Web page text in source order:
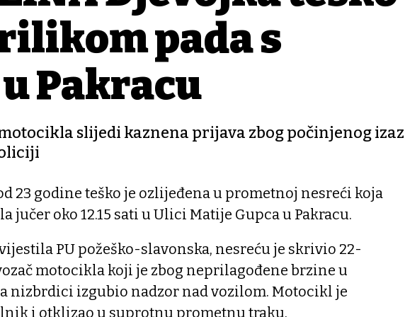
pada s
Pakracu
slijedi kaznena prijava zbog počinjenog
23 godine teško je ozlijeđena u prometnoj nesreći koja
jučer oko 12.15 sati u Ulici Matije Gupca u Pakracu.
PU požeško-slavonska, nesreću je skrivio 22-
motocikla koji je zbog neprilagođene brzine u
nizbrdici izgubio nadzor nad vozilom. Motocikl je
i otklizao u suprotnu prometnu traku.